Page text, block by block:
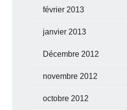
février 2013
janvier 2013
Décembre 2012
novembre 2012
octobre 2012